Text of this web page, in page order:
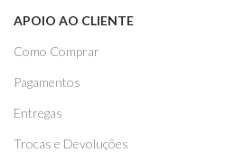
APOIO AO CLIENTE
Como Comprar
Pagamentos
Entregas
Trocas e Devoluções